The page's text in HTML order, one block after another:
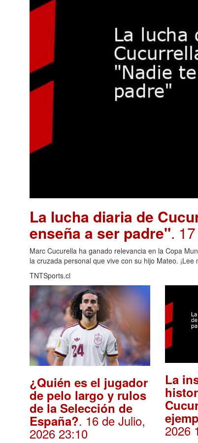
La lucha diaria de
enseña a ser padre".
Marc Cucurella ha ganado relevancia en la Copa
la cruzada personal que vive con su hijo Mateo. ¡Lee
TNTSports.cl
¿Quién es el jugador
de pelo largo y rulos
de la Selección de
España?. 16 de Julio,
2026 23:10
La
2026